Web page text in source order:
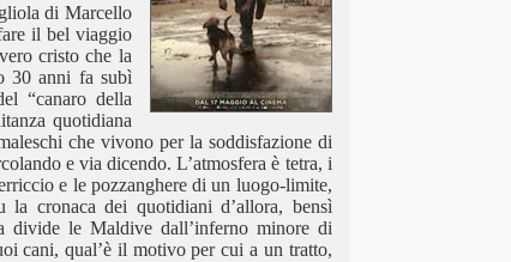
di Marcello
il bel viaggio
cristo che la
30 anni fa subì
“canaro della
quotidiana
che vivono per la soddisfazione di
e via dicendo. L’atmosfera è tetra, i
e le pozzanghere di un luogo-limite,
cronaca dei quotidiani d’allora, bensì
divide le Maldive dall’inferno minore di
cani, qual’è il motivo per cui a un tratto,